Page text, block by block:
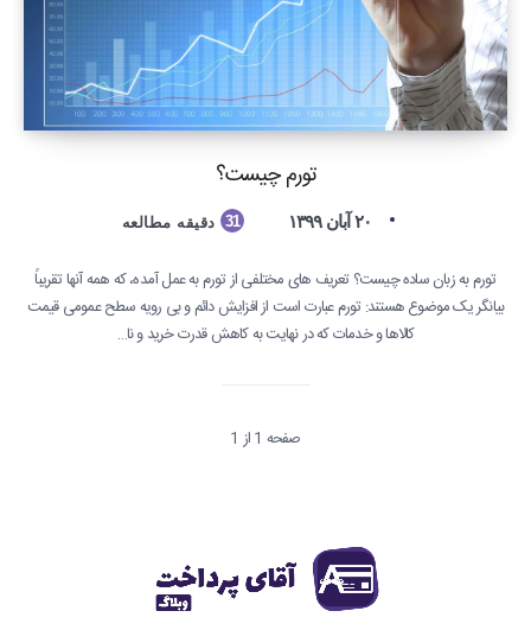
تورم چیست؟
۲۰ آبان ۱۳۹۹ 31 دقیقه مطالعه
تورم به زبان ساده چیست؟ تعریف های مختلفی از تورم به عمل آمده، که همه آنها تقریباً
بیانگر یک موضوع هستند: تورم عبارت است از افزایش دائم و بی رویه سطح عمومی قیمت
کالاها و خدمات که در نهایت به کاهش قدرت خرید و نا…
صفحه 1 از 1